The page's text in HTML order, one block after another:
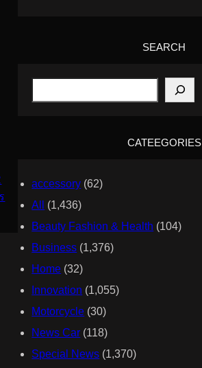
SEARCH
S
CATEEGORIES
accessory (62)
All
(1,436)
Beauty Fashion & Health (104)
Business (1,376)
Home (32)
Innovation (1,055)
Motorcycle (30)
News Car (118)
Special News (1,370)